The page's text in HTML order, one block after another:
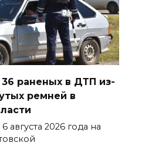
сетей
20:32
вандалов,
Ростова»
20:12
по
раненых в ДТП из-
ремней в
августа 2026 года на